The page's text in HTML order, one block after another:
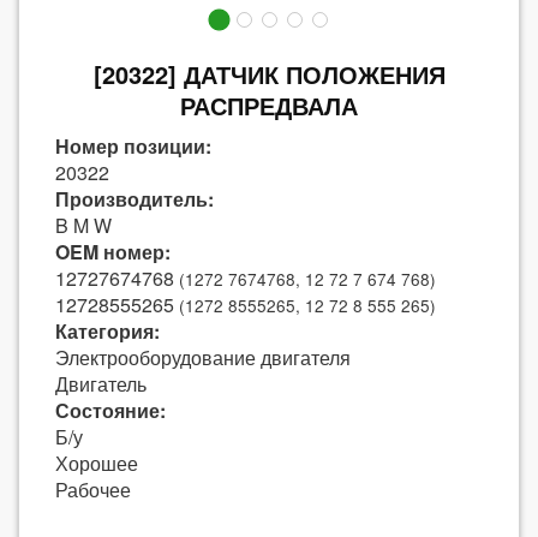
[20322] ДАТЧИК ПОЛОЖЕНИЯ
РАСПРЕДВАЛА
Номер позиции:
20322
Производитель:
B M W
OEM номер:
12727674768 (1272 7674768, 12 72 7 674 768)
12728555265 (1272 8555265, 12 72 8 555 265)
Категория:
Электрооборудование двигателя
Двигатель
Состояние:
Б/у
Хорошее
Рабочее